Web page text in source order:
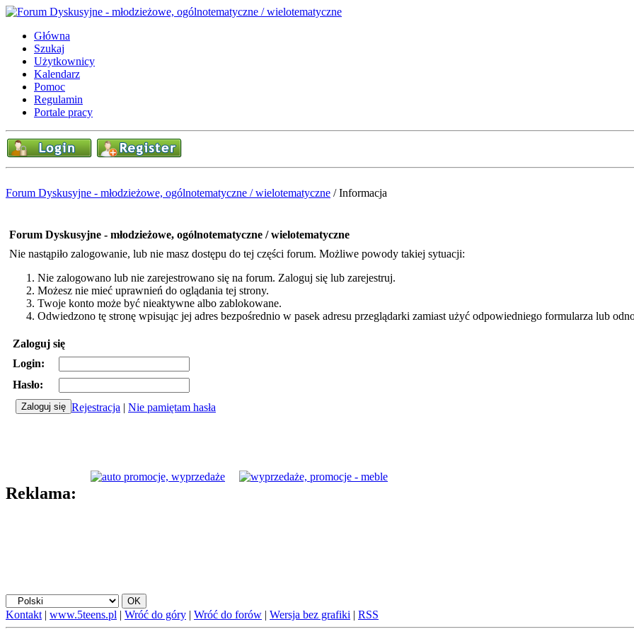
Główna
Szukaj
Użytkownicy
Kalendarz
Pomoc
Regulamin
Portale pracy
Forum Dyskusyjne - młodzieżowe, ogólnotematyczne / wielotematyczne /Informacja
Forum Dyskusyjne - młodzieżowe, ogólnotematyczne / wielotematyczne
Nie nastąpiło zalogowanie, lub nie masz dostępu do tej części forum. Możliwe powody takiej sytuacji:
Nie zalogowano lub nie zarejestrowano się na forum. Zaloguj się lub zarejestruj.
Możesz nie mieć uprawnień do oglądania tej strony.
Twoje konto może być nieaktywne albo zablokowane.
Odwiedzono tę stronę wpisując jej adres bezpośrednio w pasek adresu przeglądarki zamiast użyć odpowiedniego formularza lub
Zaloguj się
Login:
Hasło:
Rejestracja | Nie pamiętam hasła
Reklama:
Kontakt | www.5teens.pl | Wróć do góry | Wróć do forów | Wersja bez grafiki | RSS